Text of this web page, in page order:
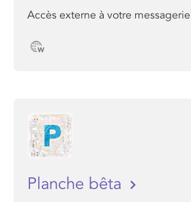
Accès externe à votre
Planche bêta